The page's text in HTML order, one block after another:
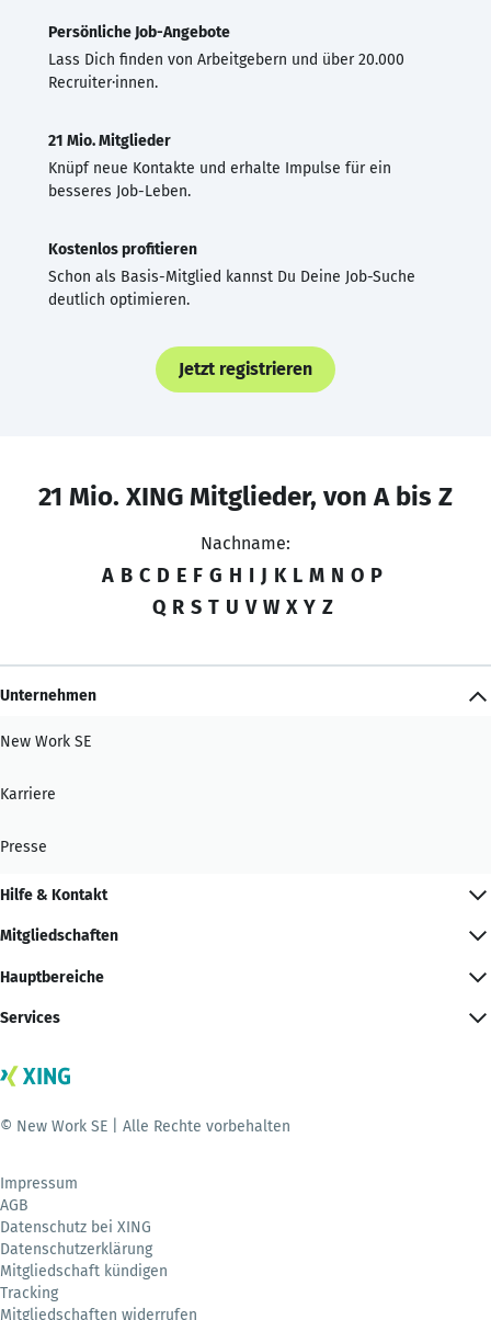
Persönliche Job-Angebote
Lass Dich finden von Arbeitgebern und über 20.000
Recruiter·innen.
21 Mio. Mitglieder
Knüpf neue Kontakte und erhalte Impulse für ein
besseres Job-Leben.
Kostenlos profitieren
Schon als Basis-Mitglied kannst Du Deine Job-Suche
deutlich optimieren.
Jetzt registrieren
21 Mio. XING Mitglieder, von A bis Z
Nachname:
A B C D E F G H I J K L M N O P
Q R S T U V W X Y Z
Unternehmen
New Work SE
Karriere
Presse
Hilfe & Kontakt
Mitgliedschaften
Hauptbereiche
Services
© New Work SE | Alle Rechte vorbehalten
Impressum
AGB
Datenschutz bei XING
Datenschutzerklärung
Mitgliedschaft kündigen
Tracking
Mitgliedschaften widerrufen